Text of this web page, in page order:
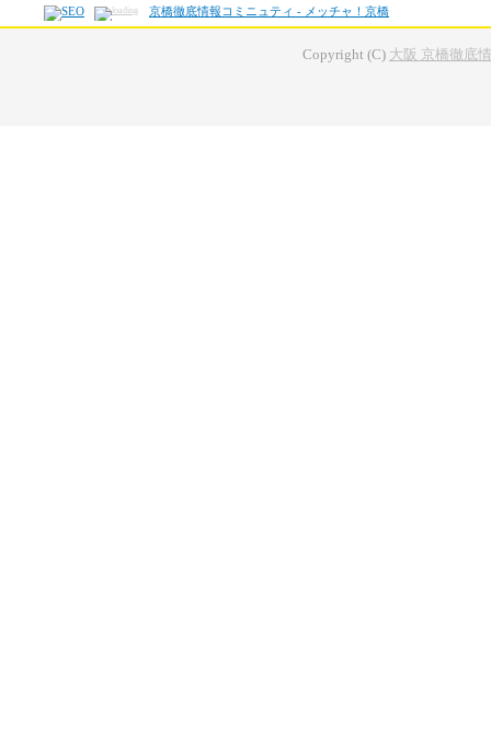
京橋徹底情報コミニュティ - メッチャ！京橋
Copyright (C) 大阪 京橋徹底